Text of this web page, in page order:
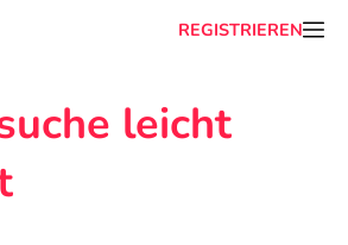
REGISTRIEREN
leicht